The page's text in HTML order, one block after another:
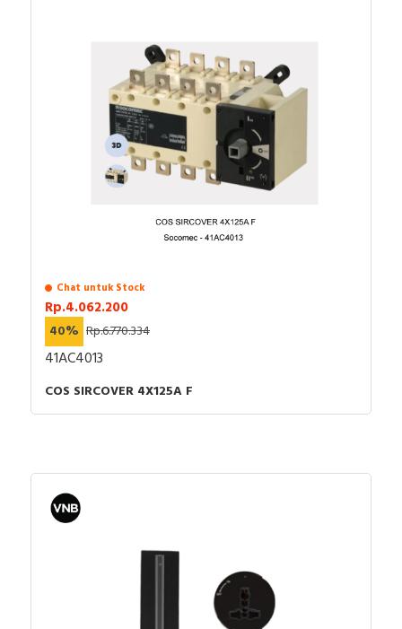
Chat untuk Stock
Rp.4.062.200
40% Rp.6.770.334
41AC4013
COS SIRCOVER 4X125A F